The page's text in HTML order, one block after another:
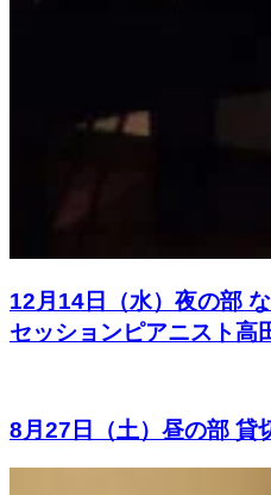
12月14日（水）夜の部
セッションピアニスト高
8月27日（土）昼の部 貸